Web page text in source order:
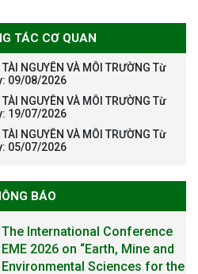
TÁC CƠ QUAN
NGUYÊN VÀ MÔI TRƯỜNG Từ
09/08/2026
NGUYÊN VÀ MÔI TRƯỜNG Từ
19/07/2026
NGUYÊN VÀ MÔI TRƯỜNG Từ
05/07/2026
BÁO
The International Conference
EME 2026 on “Earth, Mine and
Environmental Sciences for the
Infrastructure Development”
THÔNG BÁO TUYỂN SINH ĐÀO
TẠO TIẾN SĨ NĂM 2026